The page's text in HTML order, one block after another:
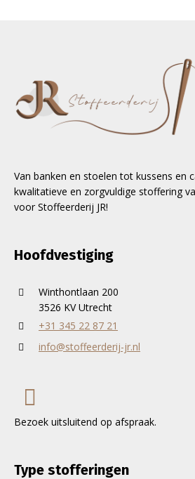
Van banken en stoelen tot kussens en
kwalitatieve en zorgvuldige stoffering
voor Stoffeerderij JR!
Hoofdvestiging
Winthontlaan 200
3526 KV Utrecht
+31 345 22 87 21
info@stoffeerderij-jr.nl
Bezoek uitsluitend op afspraak.
Type stofferingen